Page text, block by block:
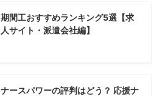
期間工おすすめランキング5選【求
人サイト・派遣会社編】
ナースパワーの評判はどう？ 応援ナ